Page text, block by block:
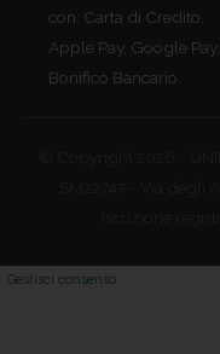
con: Carta di Credito,
Apple Pay, Google Pay,
Bonifico Bancario.
Gestisci consenso